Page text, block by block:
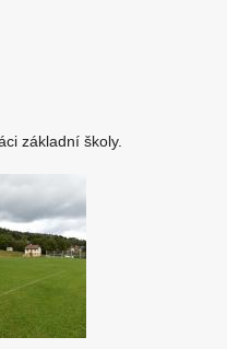
základní školy.